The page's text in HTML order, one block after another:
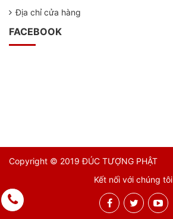
Địa chỉ cửa hàng
FACEBOOK
Copyright © 2019 ĐÚC TƯỢNG PHẬT
Kết nối với chúng tôi